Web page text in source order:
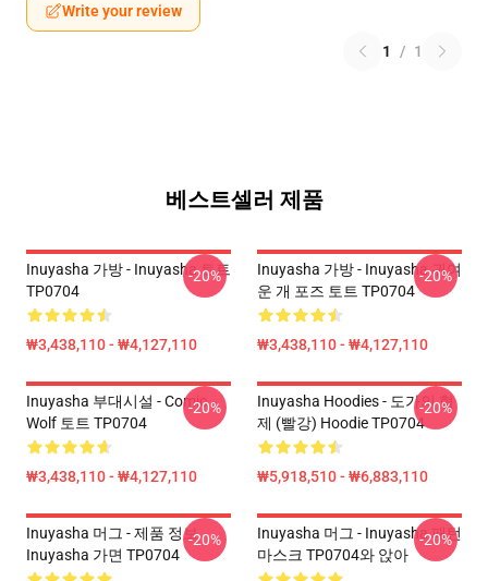
Write your review
1 / 1
베스트셀러 제품
Inuyasha 가방 - Inuyasha 토트
TP0704
₩3,438,110 - ₩4,127,110
-20%
Inuyasha 가방 - Inuyasha 귀여
운 개 포즈 토트 TP0704
₩3,438,110 - ₩4,127,110
-20%
Inuyasha 부대시설 - Comic
Wolf 토트 TP0704
₩3,438,110 - ₩4,127,110
-20%
Inuyasha Hoodies - 도가의 형
제 (빨강) Hoodie TP0704
₩5,918,510 - ₩6,883,110
-20%
Inuyasha 머그 - 제품 정보
Inuyasha 가면 TP0704
-20%
Inuyasha 머그 - Inuyasha 패턴
마스크 TP0704와 앉아
-20%